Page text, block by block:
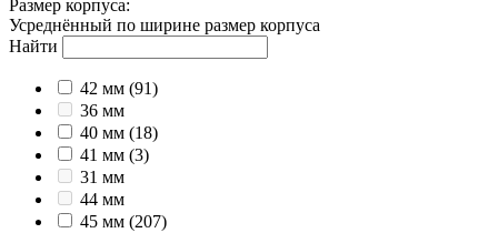
Размер корпуса:
Усреднённый по ширине размер корпуса
Найти
42 мм (91)
36 мм
40 мм (18)
41 мм (3)
31 мм
44 мм
45 мм (207)